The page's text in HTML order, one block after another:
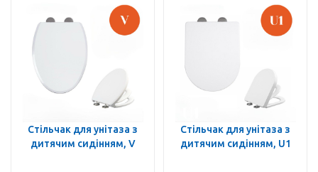
Стільчак для унітаза з
дитячим сидінням, V
Стільчак для унітаза з
дитячим сидінням, U1